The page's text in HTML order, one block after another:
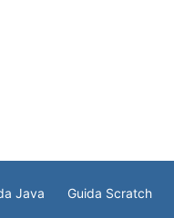
Java Guida Scratch